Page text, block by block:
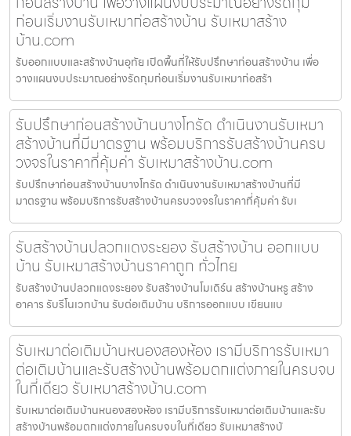
ก่อนเริ่มงานรับเหมาก่อสร้างบ้าน รับเหมาสร้าง
บ้าน.com
รับออกแบบและสร้างบ้านอุทัย เปิดพื้นที่ให้รับปรึกษาก่อนสร้างบ้าน เพื่อ
วางแผนงบประมาณอย่างรัดกุมก่อนเริ่มงานรับเหมาก่อสร้า
รับปรึกษาก่อนสร้างบ้านบางโทรัด ดำเนินงานรับเหมา
สร้างบ้านที่มีมาตรฐาน พร้อมบริการรับสร้างบ้านครบ
วงจรในราคาที่คุ้มค่า รับเหมาสร้างบ้าน.com
รับปรึกษาก่อนสร้างบ้านบางโทรัด ดำเนินงานรับเหมาสร้างบ้านที่มี
มาตรฐาน พร้อมบริการรับสร้างบ้านครบวงจรในราคาที่คุ้มค่า รับเ
รับสร้างบ้านปลวกแดงระยอง รับสร้างบ้าน ออกแบบ
บ้าน รับเหมาสร้างบ้านราคาถูก ทั่วไทย
รับสร้างบ้านปลวกแดงระยอง รับสร้างบ้านโมเดิร์น สร้างบ้านหรู สร้าง
อาคาร รับรีโนเวทบ้าน รับต่อเติมบ้าน บริการออกแบบ เขียนแบ
รับเหมาต่อเติมบ้านหนองสองห้อง เรามีบริการรับเหมา
ต่อเติมบ้านและรับสร้างบ้านพร้อมตกแต่งภายในครบจบ
ในที่เดียว รับเหมาสร้างบ้าน.com
รับเหมาต่อเติมบ้านหนองสองห้อง เรามีบริการรับเหมาต่อเติมบ้านและรับ
สร้างบ้านพร้อมตกแต่งภายในครบจบในที่เดียว รับเหมาสร้างบ้